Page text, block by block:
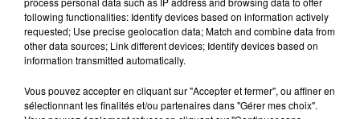
Pas de venue de Blur dans le Calvados cet étéen
raison de la blessure du batteur, Dave Rowntree.
retourner sur scène, en France toujours mais à
l'occasion des Vieilles Charrues le 14 juillet. A
following functionalities: Identify devices based on information actively
requested; Use precise geolocation data; Match and combine data from
other data sources; Link different devices; Identify devices based on
information transmitted automatically.
Vous pouvez accepter en cliquant sur "Accepter et fermer", ou affiner en
sélectionnant les finalités et/ou partenaires dans "Gérer mes choix".